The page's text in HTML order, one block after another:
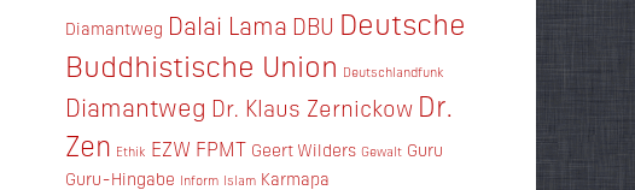
Diamantweg Dalai Lama DBU Deutsche
Buddhistische Union Deutschlandfunk
Diamantweg Dr. Klaus Zernickow Dr.
Zen Ethik EZW FPMT Geert Wilders Gewalt Guru
Guru-Hingabe Inform Islam Karmapa